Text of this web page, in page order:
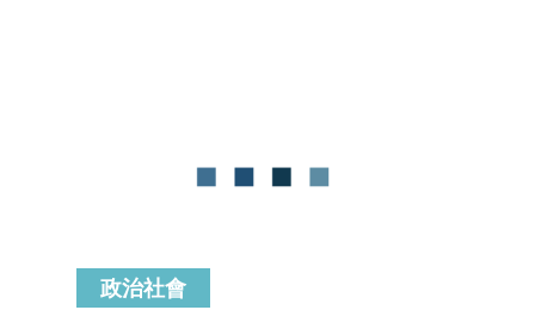
iPhone手機與昂貴金飾。
政治社會